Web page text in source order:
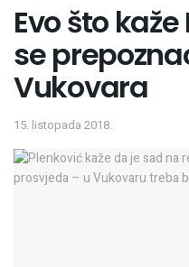
Evo što
se
Vukovara
15. listopada 2018.